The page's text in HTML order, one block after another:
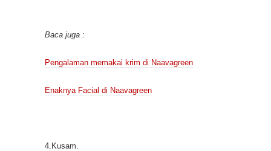
Baca juga :
Pengalaman memakai krim di Naavagreen
Enaknya Facial di Naavagreen
4.Kusam.